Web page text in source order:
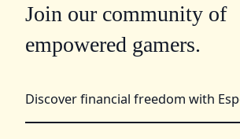
Join our community of
empowered gamers.
Discover financial freedom with